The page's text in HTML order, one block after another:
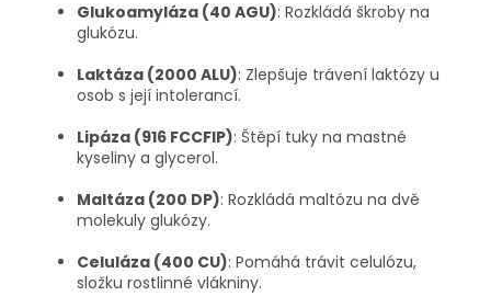
Glukoamyláza (40 AGU): Rozkládá škroby na
glukózu.
Laktáza (2000 ALU): Zlepšuje trávení laktózy u
osob s její intolerancí.
Lipáza (916 FCCFIP): Štěpí tuky na mastné
kyseliny a glycerol.
Maltáza (200 DP): Rozkládá maltózu na dvě
molekuly glukózy.
Celuláza (400 CU): Pomáhá trávit celulózu,
složku rostlinné vlákniny.